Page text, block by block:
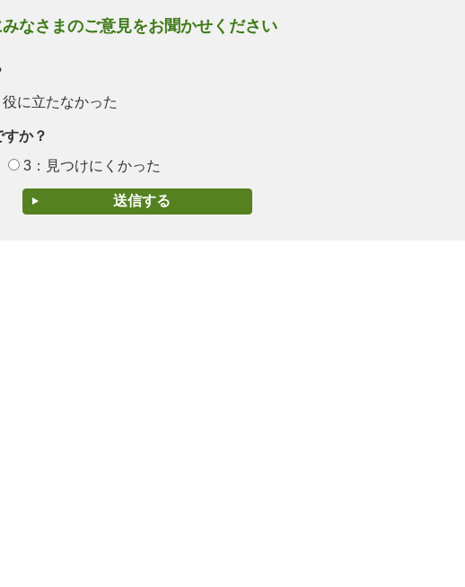
なさまのご意見をお聞かせください
に立たなかった
か？
3：見つけにくかった